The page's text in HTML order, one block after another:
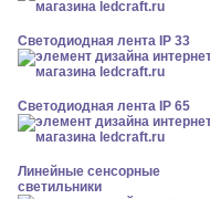
Светодиодная лента IP 33
Светодиодная лента IP 65
Линейные сенсорные
светильники